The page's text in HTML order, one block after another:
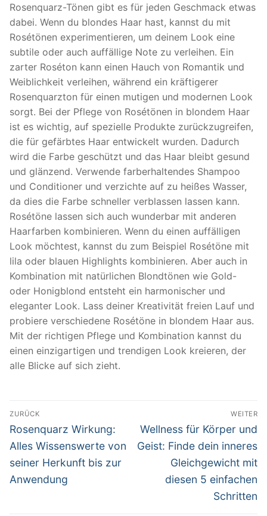
Rosenquarz-Tönen gibt es für jeden Geschmack etwas
dabei. Wenn du blondes Haar hast, kannst du mit
Rosétönen experimentieren, um deinem Look eine
subtile oder auch auffällige Note zu verleihen. Ein
zarter Roséton kann einen Hauch von Romantik und
Weiblichkeit verleihen, während ein kräftigerer
Rosenquarzton für einen mutigen und modernen Look
sorgt. Bei der Pflege von Rosétönen in blondem Haar
ist es wichtig, auf spezielle Produkte zurückzugreifen,
die für gefärbtes Haar entwickelt wurden. Dadurch
wird die Farbe geschützt und das Haar bleibt gesund
und glänzend. Verwende farberhaltendes Shampoo
und Conditioner und verzichte auf zu heißes Wasser,
da dies die Farbe schneller verblassen lassen kann.
Rosétöne lassen sich auch wunderbar mit anderen
Haarfarben kombinieren. Wenn du einen auffälligen
Look möchtest, kannst du zum Beispiel Rosétöne mit
lila oder blauen Highlights kombinieren. Aber auch in
Kombination mit natürlichen Blondtönen wie Gold-
oder Honigblond entsteht ein harmonischer und
eleganter Look. Lass deiner Kreativität freien Lauf und
probiere verschiedene Rosétöne in blondem Haar aus.
Mit der richtigen Pflege und Kombination kannst du
einen einzigartigen und trendigen Look kreieren, der
alle Blicke auf sich zieht.
Beitragsnavigation
ZURÜCK
Vorheriger
Beitrag:
Rosenquarz Wirkung:
Alles Wissenswerte von
seiner Herkunft bis zur
Anwendung
WEITER
Nächster
Beitrag:
Wellness für Körper und
Geist: Finde dein inneres
Gleichgewicht mit
diesen 5 einfachen
Schritten